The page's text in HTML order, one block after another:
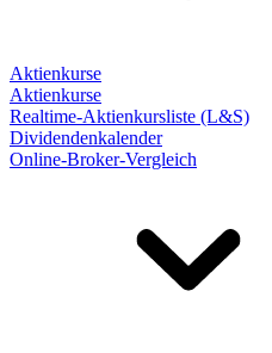
Aktienkurse
Aktienkurse
Realtime-Aktienkursliste (L&S)
Dividendenkalender
Online-Broker-Vergleich